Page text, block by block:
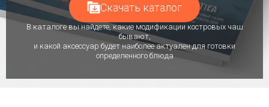
Скачать каталог
В каталоге вы найдете, какие модификации костровых чаш
бывают,
и какой аксессуар будет наиболее актуален для готовки
определенного блюда